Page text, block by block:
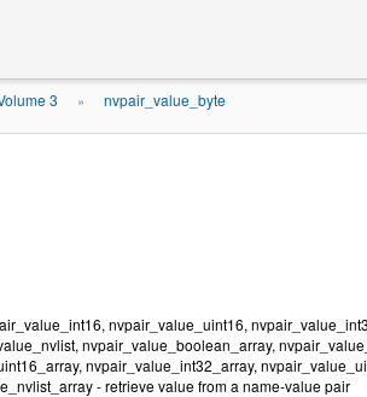
3 » nvpair_value_byte
nvpair_value_uint16,
nvpair_value_boolean_array,
nvpair_value_int32_array,
- retrieve value from a name-value pair